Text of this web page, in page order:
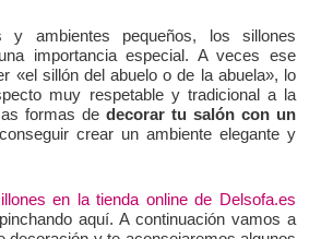
y ambientes pequeños, los sillones
importancia especial. A veces ese
«el sillón del abuelo o de la abuela», lo
muy respetable y tradicional a la
formas de decorar tu salón con un
crear un ambiente elegante y
en la tienda online de Delsofa.es
aquí. A continuación vamos a